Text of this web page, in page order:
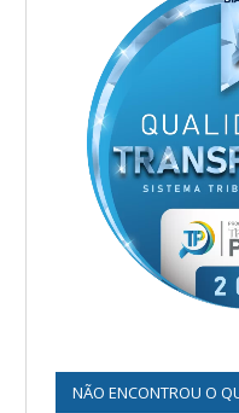
NÃO ENCONTROU O